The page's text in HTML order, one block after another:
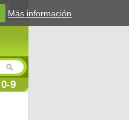
0-9
Más información